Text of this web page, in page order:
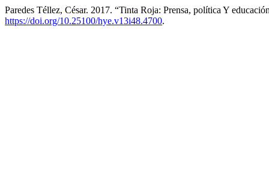
Paredes Téllez, César. 2017. “Tinta Roja: Prensa, política Y
https://doi.org/10.25100/hye.v13i48.4700.